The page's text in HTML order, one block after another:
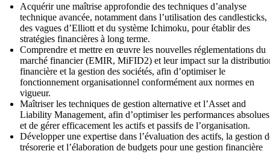
Acquérir une maîtrise approfondie des techniques d’analyse
technique avancée, notamment dans l’utilisation des candlesticks,
des vagues d’Elliott et du système Ichimoku, pour établir des
stratégies financières à long terme.
Comprendre et mettre en œuvre les nouvelles réglementations du
marché financier (EMIR, MiFID2) et leur impact sur la
financière et la gestion des sociétés, afin d’optimiser le
fonctionnement organisationnel conformément aux normes en
vigueur.
Maîtriser les techniques de gestion alternative et l’Asset and
Liability Management, afin d’optimiser les performances absolues
et de gérer efficacement les actifs et passifs de l’organisation.
Développer une expertise dans l’évaluation des actifs, la gestion
trésorerie et l’élaboration de budgets pour une gestion financière